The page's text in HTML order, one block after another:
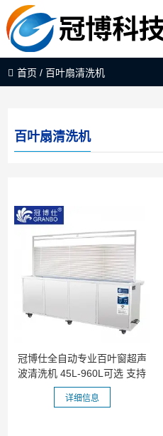
首页 /百叶扇清洗机
百叶扇清洗机
冠博仕全自动专业百叶窗超声
波清洗机 45L-960L可选 支持
定...
详细信息